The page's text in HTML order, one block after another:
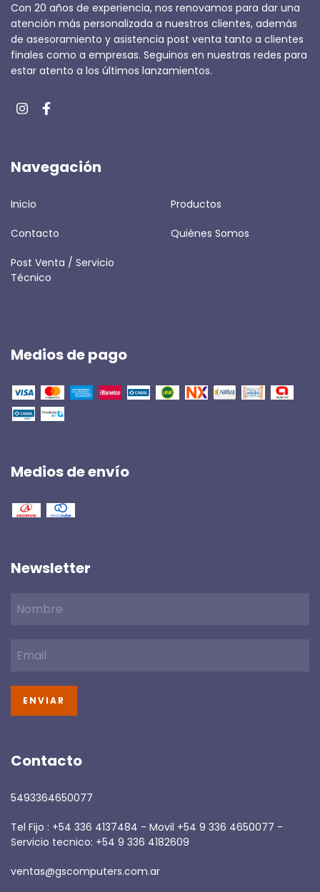
Con 20 años de experiencia, nos renovamos para dar una
atención más personalizada a nuestros clientes, además
de asesoramiento y asistencia post venta tanto a clientes
finales como a empresas. Seguinos en nuestras redes para
estar atento a los últimos lanzamientos.
Navegación
Inicio Productos
Contacto Quiénes Somos
Post Venta / Servicio
Técnico
Medios de pago
Medios de envío
Newsletter
Contacto
5493364650077
Tel Fijo : +54 336 4137484 - Movil +54 9 336 4650077 -
Servicio tecnico: +54 9 336 4182609
ventas@gscomputers.com.ar